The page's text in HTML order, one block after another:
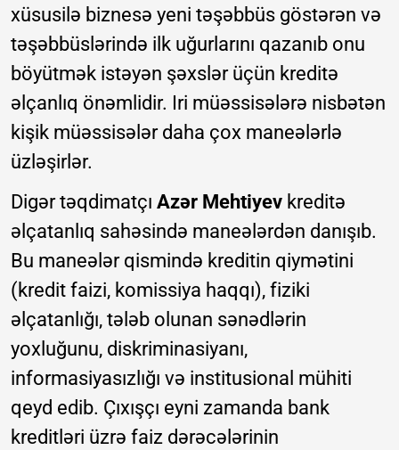
xüsusilə biznesə yeni təşəbbüs göstərən və
təşəbbüslərində ilk uğurlarını qazanıb onu
böyütmək istəyən şəxslər üçün kreditə
əlçanlıq önəmlidir. Iri müəssisələrə nisbətən
kişik müəssisələr daha çox maneələrlə
üzləşirlər.
Digər təqdimatçı Azər Mehtiyev kreditə
əlçatanlıq sahəsində maneələrdən danışıb.
Bu maneələr qismində kreditin qiymətini
(kredit faizi, komissiya haqqı), fiziki
əlçatanlığı, tələb olunan sənədlərin
yoxluğunu, diskriminasiyanı,
informasiyasızlığı və institusional mühiti
qeyd edib. Çıxışçı eyni zamanda bank
kreditləri üzrə faiz dərəcələrinin